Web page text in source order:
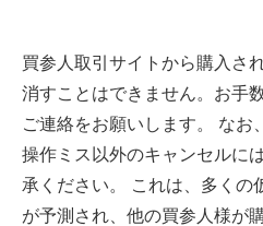
買参人取引サイトから購入さ
消すことはできません。お手
ご連絡をお願いします。 なお
操作ミス以外のキャンセルに
承ください。 これは、多くの
が予測され、他の買参人様が